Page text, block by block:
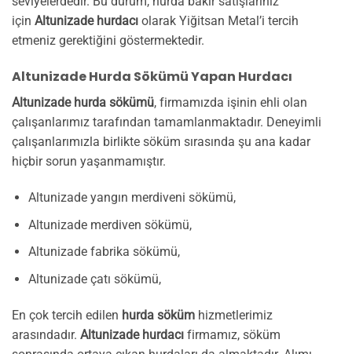
için Altunizade hurdacı olarak Yiğitsan Metal’i tercih
etmeniz gerektiğini göstermektedir.
Altunizade Hurda Sökümü Yapan Hurdacı
Altunizade hurda sökümü, firmamızda işinin ehli olan
çalışanlarımız tarafından tamamlanmaktadır. Deneyimli
çalışanlarımızla birlikte söküm sırasında şu ana kadar
hiçbir sorun yaşanmamıştır.
Altunizade yangın merdiveni sökümü,
Altunizade merdiven sökümü,
Altunizade fabrika sökümü,
Altunizade çatı sökümü,
En çok tercih edilen hurda söküm hizmetlerimiz
arasındadır. Altunizade hurdacı firmamız, söküm